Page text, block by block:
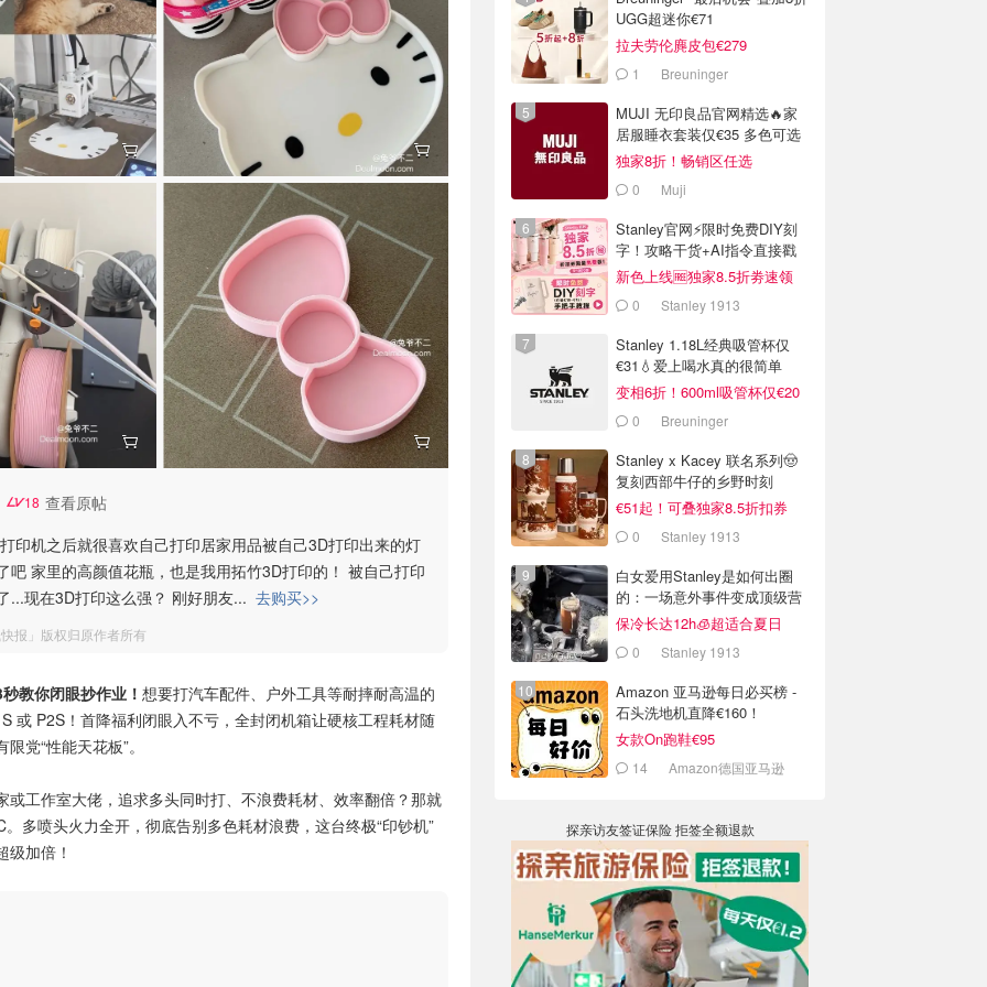
18 查看原帖
印机之后就很喜欢自己打印居家用品被自己3D打印出来的灯
吧 家里的高颜值花瓶，也是我用拓竹3D打印的！ 被自己打印
...现在3D打印这么强？ 刚好朋友... 去购买>>
报」版权归原作者所有
教你闭眼抄作业！ 想要打汽车配件、户外工具等耐摔耐高温的
或 P2S！首降福利闭眼入不亏，全封闭机箱让硬核工程耗材随
党“性能天花板”。
或工作室大佬，追求多头同时打、不浪费耗材、效率翻倍？那就
多喷头火力全开，彻底告别多色耗材浪费，这台终极“印钞机”
级加倍！
UGG超迷你€71
拉夫劳伦麂皮包€279
1 Breuninger
MUJI 无印良品官网精选🔥家
居服睡衣套装仅€35 多色可选
独家8折！畅销区任选
0 Muji
Stanley官网⚡️限时免费DIY刻
字！攻略干货+AI指令直接戳
新色上线🆓独家8.5折劵速领
0 Stanley 1913
Stanley 1.18L经典吸管杯仅
€31💧爱上喝水真的很简单
变相6折！600ml吸管杯仅€20
0 Breuninger
Stanley x Kacey 联名系列🤠
复刻西部牛仔的乡野时刻
€51起！可叠独家8.5折扣券
0 Stanley 1913
白女爱用Stanley是如何出圈
的：一场意外事件变成顶级营
销案例
保冷长达12h🧊超适合夏日
0 Stanley 1913
Amazon 亚马逊每日必买榜 -
石头洗地机直降€160！
女款On跑鞋€95
14 Amazon德国亚马逊
探亲访友签证保险 拒签全额退款